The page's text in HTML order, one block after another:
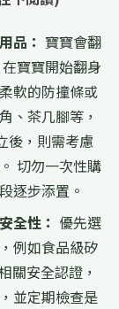
品： 寶寶會翻
寶寶開始翻身
軟的防撞條或
、茶几腳等，
後，則需考慮
切勿一次性購
逐步添置。
全性： 優先選
例如食品級矽
關安全認證，
並定期檢查是